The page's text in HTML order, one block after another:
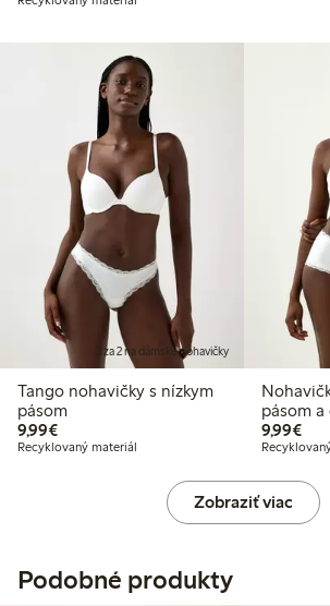
3 za 2 na dámske nohavičky
Tango nohavičky s nízkym
pásom
9,99€9,99 €
Recyklovaný materiál
pásom
9,99€9,99
Zobraziť viac
Podobné produkty